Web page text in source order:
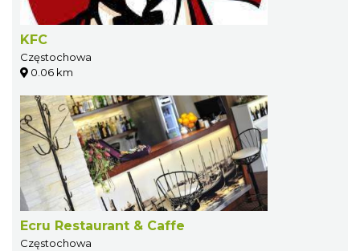
KFC
Częstochowa
0.06 km
Ecru Restaurant & Caffe
Częstochowa